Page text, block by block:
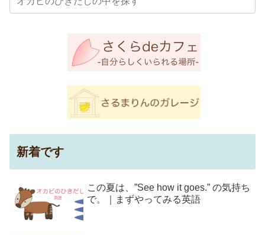
新着です
この夏は、”See how it goes.” の気持ち
で。｜まずやってみる英語